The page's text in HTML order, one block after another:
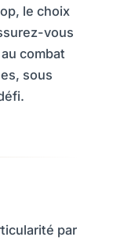
le choix
vous
combat
sous
par